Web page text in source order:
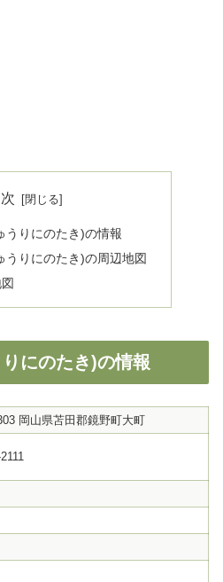
うりにのたき)の情報
うりにのたき)の周辺地図
にのたき)の情報
岡山県苫田郡鏡野町大町